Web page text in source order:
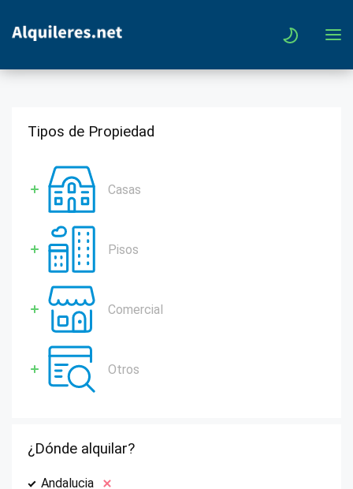
Tipos de Propiedad
Casas
Pisos
Comercial
Otros
¿Dónde alquilar?
Andalucia